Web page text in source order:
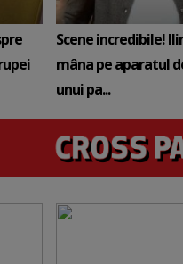
Scene incredibile!
mâna pe aparatul
unui pa...